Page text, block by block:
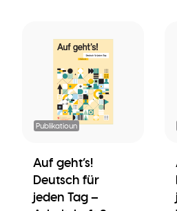
Publikatioun
Auf geht’s!
Deutsch für
jeden Tag –